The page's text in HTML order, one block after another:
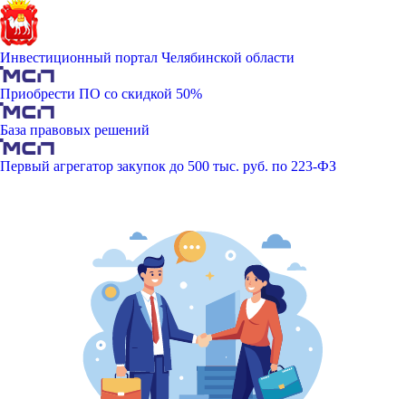
Инвестиционный портал Челябинской области
Приобрести ПО со скидкой 50%
База правовых решений
Первый агрегатор закупок до 500 тыс. руб. по 223-ФЗ